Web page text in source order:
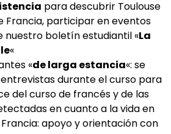
para descubrir Toulouse
Francia, participar en eventos
nuestro boletín estudiantil «La
«
«de larga estancia«: se
entrevistas durante el curso para
del curso de francés y de las
en cuanto a la vida en
apoyo y orientación con